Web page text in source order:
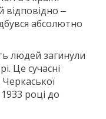
відповідно ‒
абсолютно
людей загинули
Це сучасні
році до